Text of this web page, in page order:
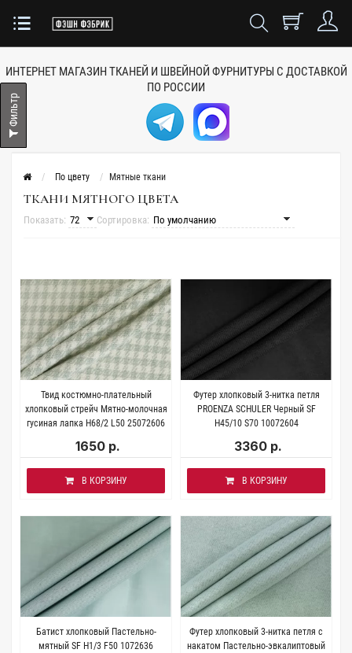
ИНТЕРНЕТ МАГАЗИН ТКАНЕЙ И ШВЕЙНОЙ ФУРНИТУРЫ С ДОСТАВКОЙ
ПО РОССИИ
По цвету Мятные ткани
ТКАНИ МЯТНОГО ЦВЕТА
Показать: Сортировка:
Твид костюмно-плательный
хлопковый стрейч Мятно-молочная
гусиная лапка H68/2 L50 25072606
1650 р.
В КОРЗИНУ
Футер хлопковый 3-нитка петля
PROENZA SCHULER Черный SF
H45/10 S70 10072604
3360 р.
В КОРЗИНУ
Батист хлопковый Пастельно-
мятный SF H1/3 F50 1072636
Футер хлопковый 3-нитка петля с
накатом Пастельно-эвкалиптовый
Фильтр